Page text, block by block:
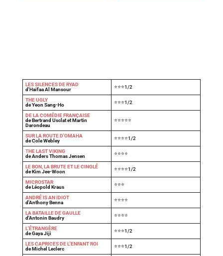
LES SILENCES DE RYAD
d'Haifaa Al Mansour
⭐⭐⭐1/2
THE UGLY
de Yeon Sang-Ho
⭐⭐⭐1/2
DE LA COMÉDIE FRANÇAISE
de Bertrand Usclat et Martin
Darondeau
⭐⭐⭐⭐⭐
SUR LA ROUTE D'OMAHA
de Cole Webley
⭐⭐⭐⭐1/2
THE LAST VIKING
de Anders Thomas Jensen
⭐⭐⭐⭐
LE BON, LA BRUTE ET LE CINGLÉ
de Kim Jee-Woon
⭐⭐⭐⭐1/2
MICROSTAR
de Léopold Kraus
⭐⭐⭐
ANDRÉ IS AN IDIOT
d'Anthony Benna
⭐⭐⭐⭐
LA BATAILLE DE GAULLE
d'Antonin Baudry
⭐⭐⭐⭐
L'ÉTRANGÈRE
de Gaya Jiji
⭐⭐⭐1/2
LES CAPRICES DE L'ENFANT ROI
de Michel Leclerc
⭐⭐⭐1/2